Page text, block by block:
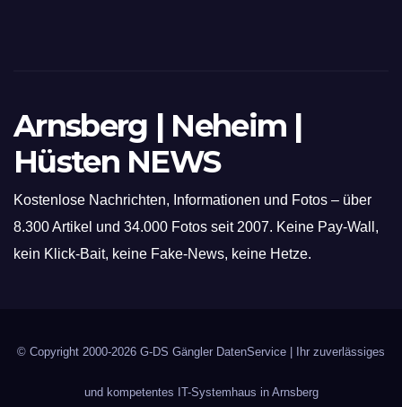
Arnsberg | Neheim |
Hüsten NEWS
Kostenlose Nachrichten, Informationen und Fotos – über
8.300 Artikel und 34.000 Fotos seit 2007. Keine Pay-Wall,
kein Klick-Bait, keine Fake-News, keine Hetze.
© Copyright 2000-2026 G-DS Gängler DatenService | Ihr zuverlässiges
und kompetentes IT-Systemhaus in Arnsberg